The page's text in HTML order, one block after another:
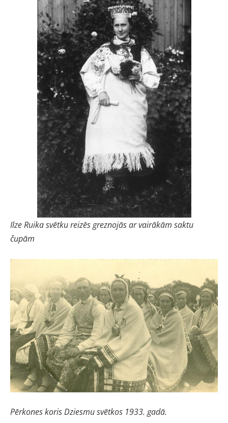
Ilze Ruika svētku reizēs greznojās ar vairākām saktu
čupām
Pērkones koris Dziesmu svētkos 1933. gadā.